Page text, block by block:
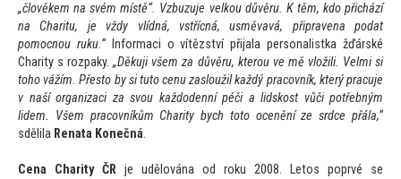
„člověkem na svém místě“. Vzbuzuje velkou důvěru. K těm, kdo přichází
na Charitu, je vždy vlídná, vstřícná, usměvavá, připravena podat
pomocnou ruku.“Informaci o vítězství přijala personalistka žďárské
Charity s rozpaky.„Děkuji všem za důvěru, kterou ve mě vložili. Velmi si
toho vážím. Přesto by si tuto cenu zasloužil každý pracovník, který pracuje
v naší organizaci za svou každodenní péči a lidskost vůči potřebným
lidem. Všem pracovníkům Charity bych toto ocenění ze srdce přála,“
sdělila Renata Konečná.
Cena Charity ČR je udělována od roku 2008. Letos poprvé se